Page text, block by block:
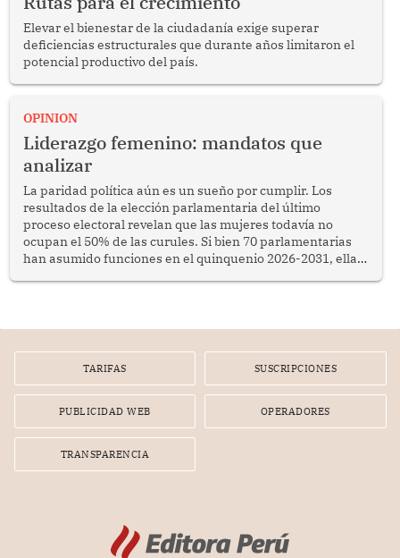
Elevar el bienestar de la ciudadanía exige superar
deficiencias estructurales que durante años limitaron el
potencial productivo del país.
OPINION
Liderazgo femenino: mandatos que
analizar
La paridad política aún es un sueño por cumplir. Los
resultados de la elección parlamentaria del último
proceso electoral revelan que las mujeres todavía no
ocupan el 50% de las curules. Si bien 70 parlamentarias
han asumido funciones en el quinquenio 2026-2031, ellas
TARIFAS SUSCRIPCIONES
PUBLICIDAD WEB OPERADORES
TRANSPARENCIA